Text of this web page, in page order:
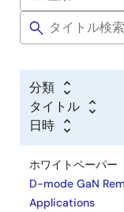
分類
タイトル
日時
ホワイトペーパー
D-mode GaN
Applications